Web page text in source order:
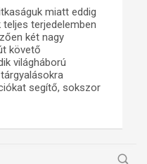
miatt eddig
terjedelemben
két nagy
követő
világháború
segítő, sokszor